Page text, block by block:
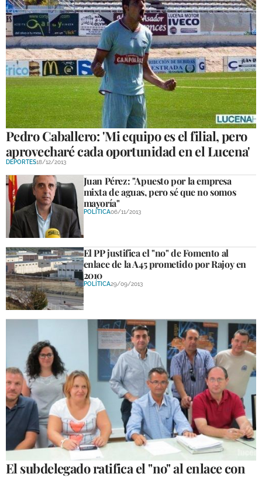
Pedro Caballero: 'Mi equipo es el filial, pero
aprovecharé cada oportunidad en el Lucena'
DEPORTES18/12/2013
Juan Pérez: "Apuesto por la empresa
mixta de aguas, pero sé que no somos
mayoría"
POLÍTICA06/11/2013
El PP justifica el "no" de Fomento al
enlace de la A45 prometido por Rajoy en
2010
POLÍTICA29/09/2013
El subdelegado ratifica el "no" al enlace con